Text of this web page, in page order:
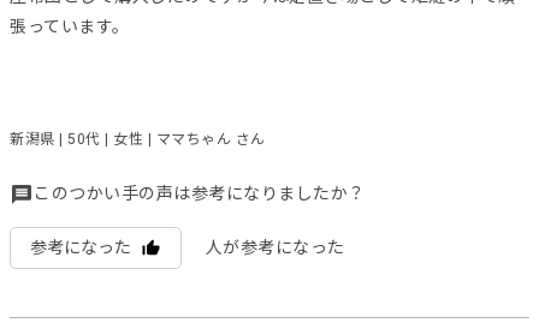
張っています。
新潟県 | 50代 | 女性 | ママちゃん さん
このつかい手の声は参考になりましたか？
参考になった 人が参考になった